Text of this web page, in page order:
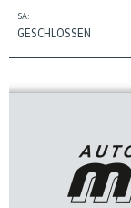
SA:
GESCHLOSSEN